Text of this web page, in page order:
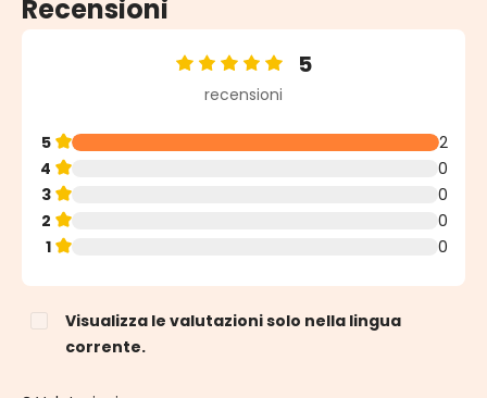
Recensioni
Valutazione media di 5 su 5 stelle
5
recensioni
5
2
4
0
3
0
2
0
1
0
Visualizza le valutazioni solo nella lingua
corrente.